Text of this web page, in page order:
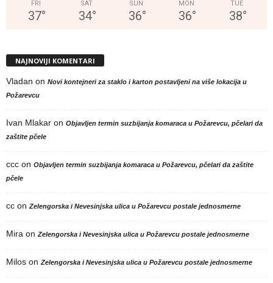
FRI
37°
SAT
34°
SUN
36°
MON
36°
TUE
38°
NAJNOVIJI KOMENTARI
Vladan on Novi kontejneri za staklo i karton postavljeni na više lokacija u
Požarevcu
Ivan Mlakar on Objavljen termin suzbijanja komaraca u Požarevcu, pčelari da
zaštite pčele
ccc on Objavljen termin suzbijanja komaraca u Požarevcu, pčelari da zaštite
pčele
cc on Zelengorska i Nevesinjska ulica u Požarevcu postale jednosmerne
Mira on Zelengorska i Nevesinjska ulica u Požarevcu postale jednosmerne
Milos on Zelengorska i Nevesinjska ulica u Požarevcu postale jednosmerne